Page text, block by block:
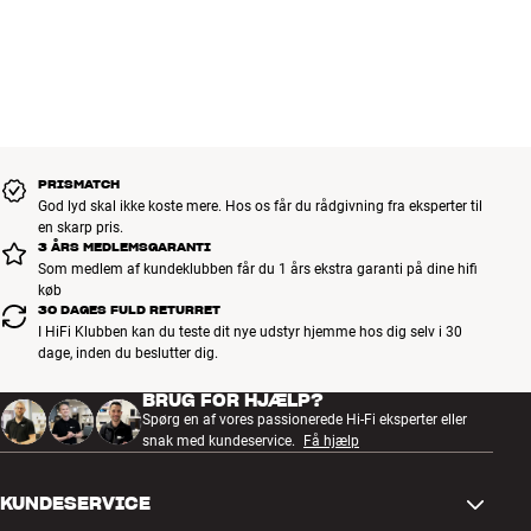
PRISMATCH
God lyd skal ikke koste mere. Hos os får du rådgivning fra eksperter til
en skarp pris.
3 ÅRS MEDLEMSGARANTI
Som medlem af kundeklubben får du 1 års ekstra garanti på dine hifi
køb
30 DAGES FULD RETURRET
I HiFi Klubben kan du teste dit nye udstyr hjemme hos dig selv i 30
dage, inden du beslutter dig.
BRUG FOR HJÆLP?
Spørg en af vores passionerede Hi-Fi eksperter eller
snak med kundeservice.
Få hjælp
KUNDESERVICE